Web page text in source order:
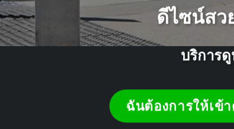
ดีไซน์สว
บริการ
ฉันต้องการให้เข้